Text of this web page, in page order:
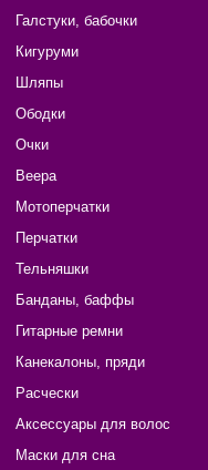
Галстуки, бабочки
Кигуруми
Шляпы
Ободки
Очки
Веера
Мотоперчатки
Перчатки
Тельняшки
Банданы, баффы
Гитарные ремни
Канекалоны, пряди
Расчески
Аксессуары для волос
Маски для сна